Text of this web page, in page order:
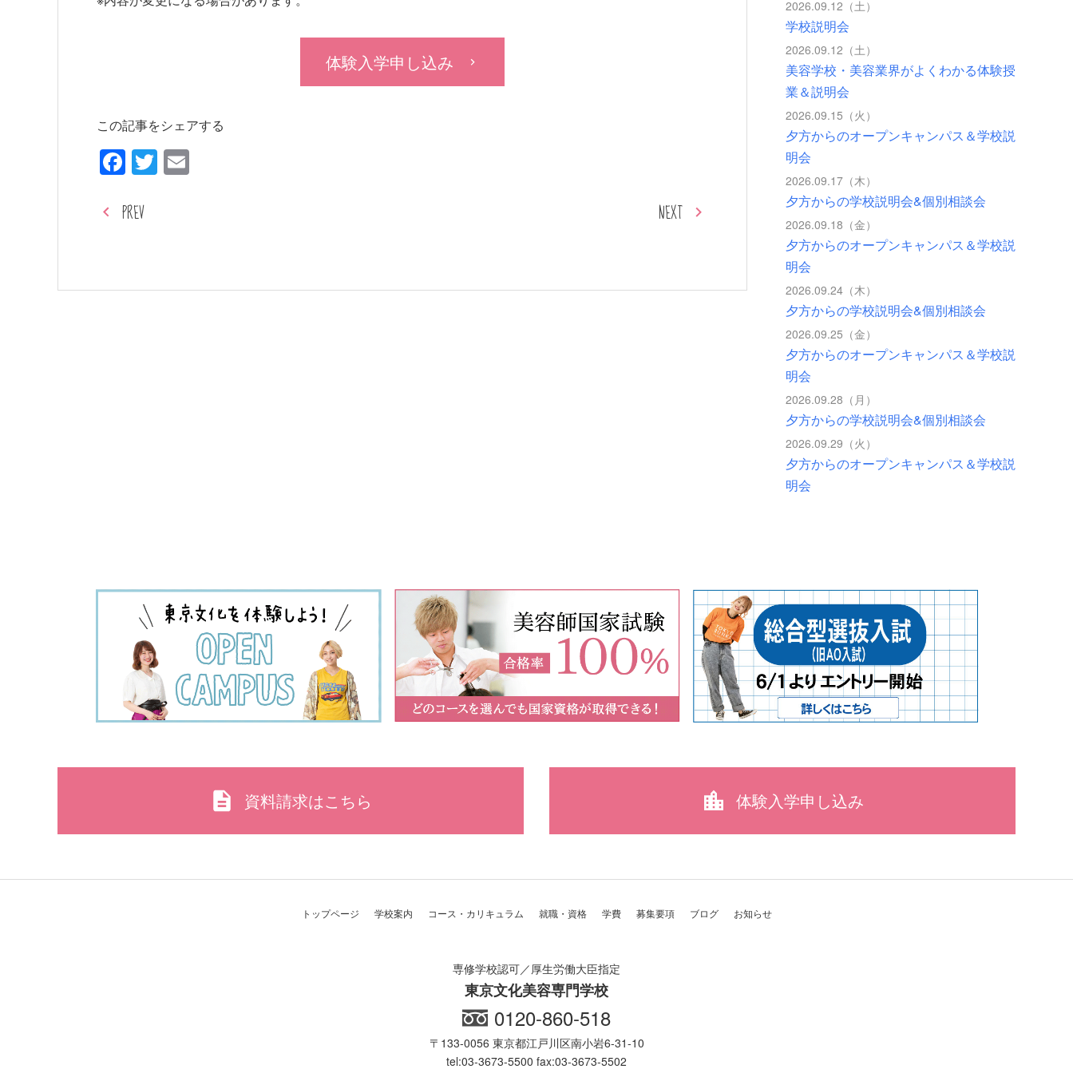
体験入学申し込み
この記事をシェアする
Facebook
Twitter
PREV NEXT
2026.09.12（土）
学校説明会
2026.09.12（土）
美容学校・美容業界がよくわかる体験授
業＆説明会
2026.09.15（火）
夕方からのオープンキャンパス＆学校説
明会
2026.09.17（木）
夕方からの学校説明会&個別相談会
2026.09.18（金）
夕方からのオープンキャンパス＆学校説
明会
2026.09.24（木）
夕方からの学校説明会&個別相談会
2026.09.25（金）
夕方からのオープンキャンパス＆学校説
明会
2026.09.28（月）
夕方からの学校説明会&個別相談会
2026.09.29（火）
夕方からのオープンキャンパス＆学校説
明会
資料請求はこちら 体験入学申し込み
トップページ 学校案内 コース・カリキュラム 就職・資格 学費 募集要項 ブログ お知らせ
専修学校認可／厚生労働大臣指定
東京文化美容専門学校
0120-860-518
〒133-0056 東京都江戸川区南小岩6-31-10
tel:03-3673-5500 fax:03-3673-5502